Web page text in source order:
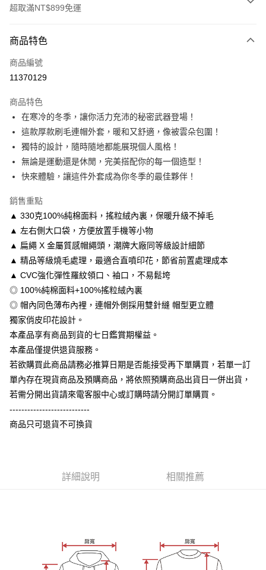
超取滿NT$899免運
信用卡一次付款
信用卡分期付款
合作金庫商業銀行
華南商業銀行
彰化商業銀行
上海商業儲蓄銀行
台北富邦商業銀行
國泰世華商業銀行
兆豐國際商業銀行
臺灣中小企業銀行
台中商業銀行
匯豐（台灣）商業銀行
華泰商業銀行
聯邦商業銀行
遠東國際商業銀行
元大商業銀行
台新國際商業銀行
中國信託商業銀行
台灣樂天信用卡公司
6 期 0 利率 每期
華南商業銀行
彰化商業銀行
上海商業儲蓄銀行
台北富邦商業銀行
國泰世華商業銀行
兆豐國際商業銀行
臺灣中小企業銀行
台中商業銀行
聯邦商業銀行
元大商業銀行
永豐商業銀行
玉山商業銀行
星展（台灣）商業銀行
中國信託商業銀行
台灣樂天信用卡公司
12 期 0 利率 每期 NT$53
合作金庫商業銀行
第一商業銀行
上海商業儲蓄銀行
台北富邦商業銀行
國泰世華商業銀行
兆豐國際商業銀行
匯豐（台灣）商業銀行
聯邦商業銀行
遠東國際商業銀行
元大商業銀行
永豐商業銀行
玉山商業銀行
星展（台灣）商業銀行
台新國際商業銀行
中國信託商業銀行
超商取貨付款
LINE Pay
街口支付
悠遊付
Google Pay
全盈+PAY
大哥付你分期
相關說明
1.本服務由台灣大哥大提供，台灣大哥大用戶可立即使用無須另外申請。
2.付款方式選擇「大哥付你分期」，訂單成立後會自動跳轉到大哥付的交易
流程，驗證手機門號後，選擇欲分期的期數、繳款截止日，確認付款後即完
成交易。
3.實際核准額度、可分期數及費用金額請依後續交易確認頁面所載為準。
4.訂單成立30分鐘內，如未前往確認交易或遇審核未通過，訂單將自動取
【繳款方式說明】
資料（包含姓名、電話或地址）提供予台灣大哥大進項蒐集、處理及利用，
由本公司與您本人進行分期帳單所需資料之確認、核對及更正。
3.完整用戶服務條款，請詳閱以下連結：
https://oppay.tw/userRule
AFTEE先享後付
相關說明
【關於「AFTEE先享後付」】
AFTEE先享後付是「在收到商品之後才付款」的支付方式。 讓您購物簡單
１．簡單：不需註冊會員、不需綁卡、不需儲值。
２．便利：只要手機號碼，簡訊認證，即可結帳。
３．安心：先確認商品／服務後，再付款。
２．訂單成立數日內，您將收到繳費通知簡訊。
３．收到繳費通知簡訊後14天內，點擊此簡訊中的連結，可透過四大超商／
※ 交易是否成功請以「AFTEE先享後付 」之結帳頁面顯示為準，若有關於
是否繳費成功／繳費後需取消欲退款等相關疑問，請聯繫「AFTEE先享後付
https://netprotections.freshdesk.com/support/home
ATM付款
全家付款取貨
每筆NT$60，滿NT$899(含以上)免運費
每筆NT$60，滿NT$899(含以上)免運費
商品特色
商品編號
11370129
商品特色
在寒冷的冬季，讓你活力充沛的秘密武器登場！
這款厚款刷毛連帽外套，暖和又舒適，像被雲朵包圍！
獨特的設計，隨時隨地都能展現個人風格！
無論是運動還是休閒，完美搭配你的每一個造型！
快來體驗，讓這件外套成為你冬季的最佳夥伴！
銷售重點
▲ 330克100%純棉面料，搖粒絨內裏，保暖升級不掉毛
▲ 左右側大口袋，方便放置手機等小物
▲ 扁繩 X 金屬質感帽繩頭，潮牌大廠同等級設計細節
▲ 精品等級燒毛處理，最適合直噴印花，節省前置處理成本
▲ CVC強化彈性羅紋領口、袖口，不易鬆垮
◎ 100%純棉面料+100%搖粒絨內裏
◎ 帽內同色薄布內裡，連帽外側採用雙針縫 帽型更立體
獨家俏皮印花設計。
本產品享有商品到貨的七日鑑賞期權益。
本產品僅提供退貨服務。
若欲購買此商品請務必推算日期是否能接受再下單購買，若單一訂
單內存在現貨商品及預購商品，將依照預購商品出貨日一併出貨，
若需分開出貨請來電客服中心或訂購時請分開訂單購買。
---------------------------
商品只可退貨不可換貨
詳細說明 相關推薦